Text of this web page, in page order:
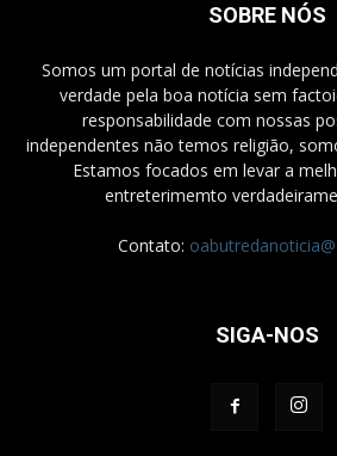
SOBRE NÓS
Somos um portal de notícias
verdade pela boa notícia sem
responsabilidade com nossas
independentes não temos religião,
Estamos focados em levar a
entreterimemto
Contato:
SIGA-NOS